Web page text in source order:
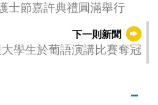
士節嘉許典禮圓滿舉行
下一則新聞
學生於葡語演講比賽奪冠